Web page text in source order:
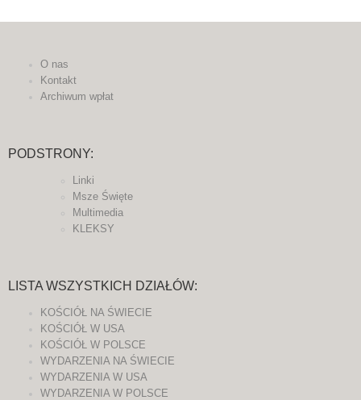
O nas
Kontakt
Archiwum wpłat
PODSTRONY:
Linki
Msze Święte
Multimedia
KLEKSY
LISTA WSZYSTKICH DZIAŁÓW:
KOŚCIÓŁ NA ŚWIECIE
KOŚCIÓŁ W USA
KOŚCIÓŁ W POLSCE
WYDARZENIA NA ŚWIECIE
WYDARZENIA W USA
WYDARZENIA W POLSCE